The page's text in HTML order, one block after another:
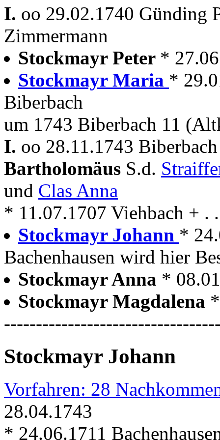
I. oo 29.02.1740
Zimmermann
Stockmayr Peter *
Stockmayr Maria *
Biberbach
um 1743 Biberbach 11
I. oo 28.11.1743
Bartholomäus S.d.
und Clas Anna
* 11.07.1707 Viehbach + .
Stockmayr Johann *
Bachenhausen wird hier
Stockmayr Anna *
Stockmayr Magdalena
Stockmayr Johann
Vorfahren: 28
28.04.1743
* 24.06.1711